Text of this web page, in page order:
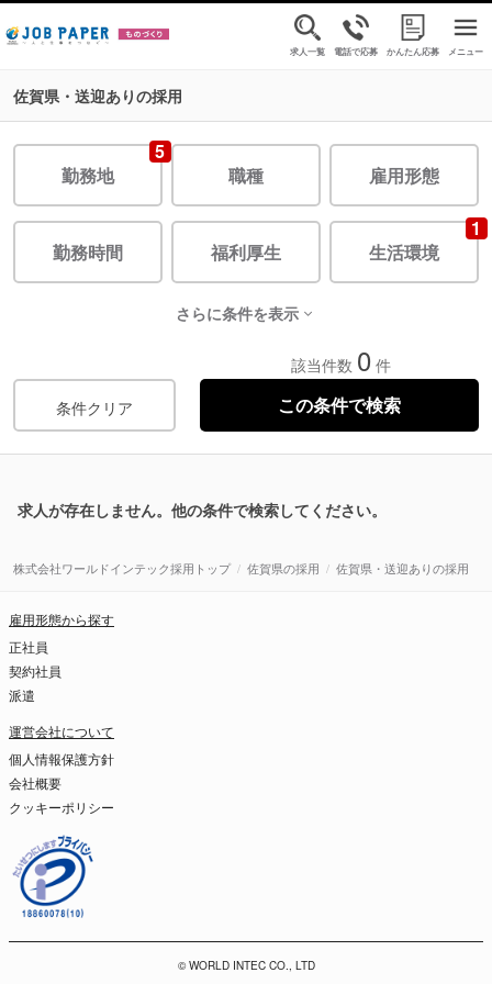
求人一覧 電話で応募 かんたん応募 メニュー
佐賀県・送迎ありの採用
5
勤務地
職種 雇用形態
勤務時間 福利厚生
1
生活環境
さらに条件を表示
条件クリア
該当件数 0 件
求人が存在しません。他の条件で検索してください。
株式会社ワールドインテック採用トップ 佐賀県の採用 佐賀県・送迎ありの採用
雇用形態から探す
正社員
契約社員
派遣
運営会社について
個人情報保護方針
会社概要
クッキーポリシー
© WORLD INTEC CO., LTD